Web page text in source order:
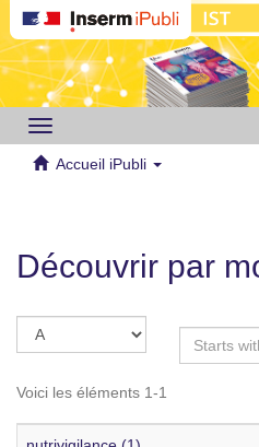
Toggle
navigation
Accueil iPubli
Découvrir par
Voici les éléments 1-1